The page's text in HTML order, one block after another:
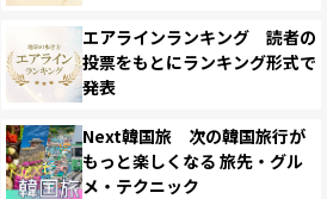
エアラインランキング 読者の
投票をもとにランキング形式で
発表
Next韓国旅 次の韓国旅行が
もっと楽しくなる 旅先・グル
メ・テクニック